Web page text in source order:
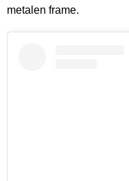
metalen frame.